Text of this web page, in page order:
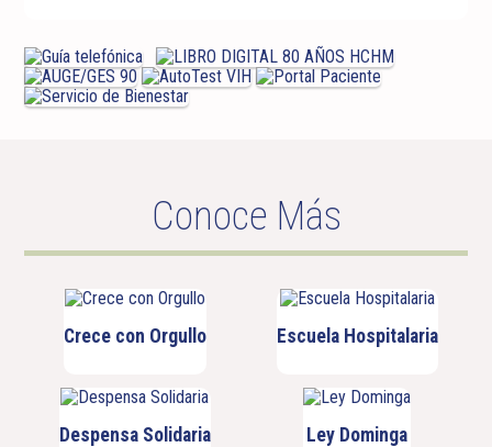
Conoce Más
Crece con Orgullo Escuela Hospitalaria
Despensa Solidaria Ley Dominga